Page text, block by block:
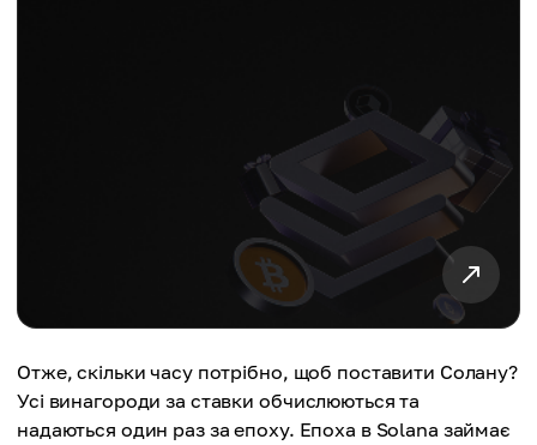
Отже, скільки часу потрібно, щоб поставити Солану?
Усі винагороди за ставки обчислюються та
надаються один раз за епоху. Епоха в Solana займає